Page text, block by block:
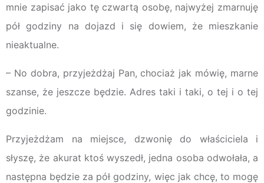
mnie zapisać jako tę czwartą osobę, najwyżej zmarnuję
pół godziny na dojazd i się dowiem, że mieszkanie
nieaktualne.
– No dobra, przyjeżdżaj Pan, chociaż jak mówię, marne
szanse, że jeszcze będzie. Adres taki i taki, o tej i o tej
godzinie.
Przyjeżdżam na miejsce, dzwonię do właściciela i
słyszę, że akurat ktoś wyszedł, jedna osoba odwołała, a
następna będzie za pół godziny, więc jak chcę, to mogę